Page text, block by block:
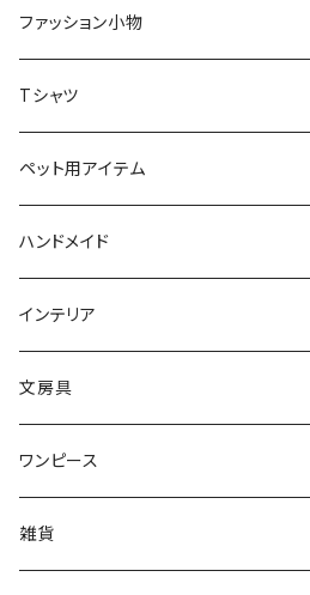
ネックレス
ブローチ
ブローチ
ネックレス
リング
ピアス
インテリア
オブジェ
小物入れ
スマホケース
文房具
ファッション小物
スカーフ
ソックス
バッグ
ボタン
タオル
ルームシューズ
レギンス
Tシャツ
猫ちゃん用アイテム
首輪
ペット用アイテム
首輪
ハンドメイド
猫ブローチ
ワッペン
インテリア
クッションカバー
文房具
ワンピース
雑貨